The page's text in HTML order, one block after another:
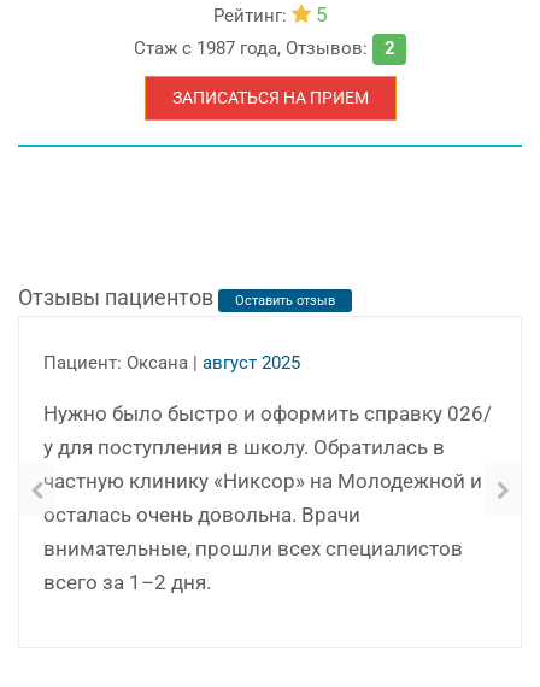
Рейтинг: 5
Стаж с 1987 года, Отзывов: 2
ЗАПИСАТЬСЯ НА ПРИЕМ
Отзывы пациентов Оставить отзыв
Пациент: Оксана | август 2025
Нужно было быстро и оформить справку 026/
у для поступления в школу. Обратилась в
частную клинику «Никсор» на Молодежной и
осталась очень довольна. Врачи
внимательные, прошли всех специалистов
всего за 1–2 дня.